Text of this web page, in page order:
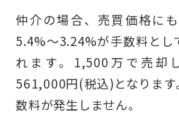
仲介の場合、売買価格に
5.4%～3.24%が手数料とし
れます。1,500万で売却
561,000円(税込)となりま
数料が発生しません。